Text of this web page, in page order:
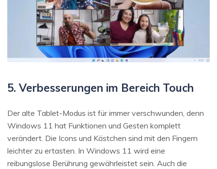
5. Verbesserungen im Bereich Touch
Der alte Tablet-Modus ist für immer verschwunden, denn
Windows 11 hat Funktionen und Gesten komplett
verändert. Die Icons und Kästchen sind mit den Fingern
leichter zu ertasten. In Windows 11 wird eine
reibungslose Berührung gewährleistet sein. Auch die